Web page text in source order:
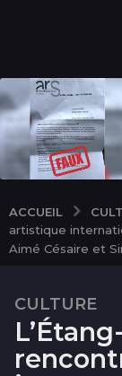
ACCUEIL
artistique
Aimé Césaire et
4
m
i
CULTURE